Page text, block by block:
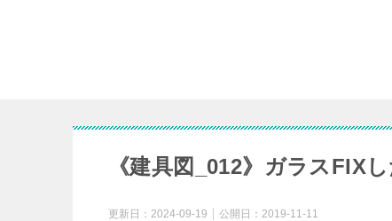
《建具図_012》ガラスFIX
更新日： 2024-09-19 公開日： 2019-11-11